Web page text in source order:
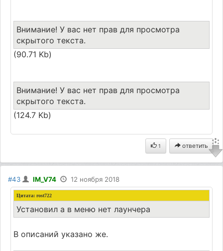
Внимание! У вас нет прав для просмотра
скрытого текста.
(90.71 Kb)
Внимание! У вас нет прав для просмотра
скрытого текста.
(124.7 Kb)
1 ответить
#43 IM_V74 12 ноября 2018
Цитата:rost722
Установил а в меню нет лаунчера
В описаний указано же.